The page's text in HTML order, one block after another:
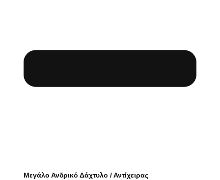
Μεγάλο Ανδρικό Δάχτυλο / Αντίχειρας